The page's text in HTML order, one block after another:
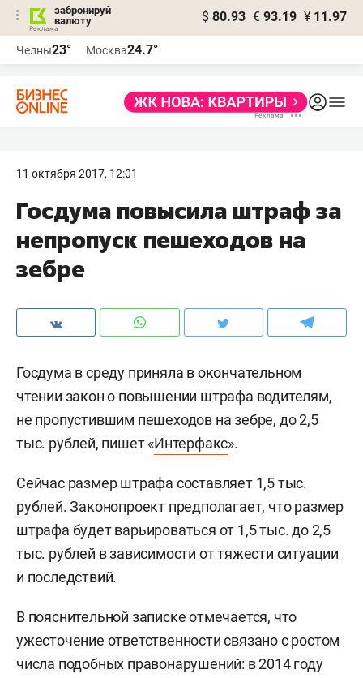
забронируй
валюту
$ 80.93 € 93.19 ¥ 11.97
Челны23° Москва24.7°
11 октября 2017, 12:01
Госдума повысила штраф за
непропуск пешеходов на
зебре
Госдума в среду приняла в окончательном
чтении закон о повышении штрафа водителям,
не пропустившим пешеходов на зебре, до 2,5
тыс. рублей, пишет «Интерфакс».
Сейчас размер штрафа составляет 1,5 тыс.
рублей. Законопроект предполагает, что размер
штрафа будет варьироваться от 1,5 тыс. до 2,5
тыс. рублей в зависимости от тяжести ситуации
и последствий.
В пояснительной записке отмечается, что
ужесточение ответственности связано с ростом
числа подобных правонарушений: в 2014 году